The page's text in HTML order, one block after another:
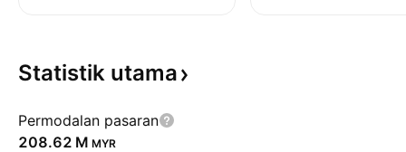
Statistik utama
Permodalan pasaran
‪208.62 M‬ MYR